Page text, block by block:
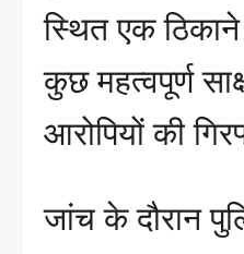
स्थित एक
कुछ महत्वपूर्ण
आरोपियों की
जांच के दौरान